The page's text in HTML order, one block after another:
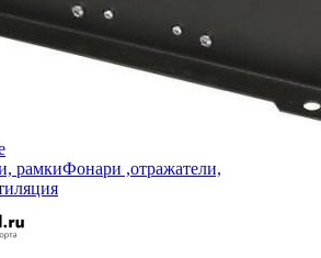
рамкиФонари ,отражатели,